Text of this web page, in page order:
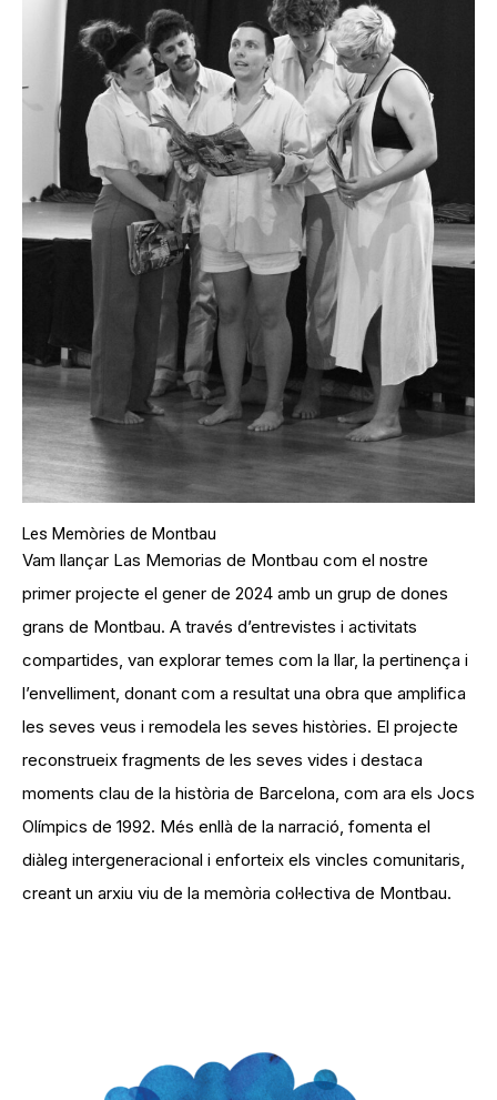
Les Memòries de Montbau
Vam llançar Las Memorias de Montbau com el nostre
primer projecte el gener de 2024 amb un grup de dones
grans de Montbau. A través d’entrevistes i activitats
compartides, van explorar temes com la llar, la pertinença i
l’envelliment, donant com a resultat una obra que amplifica
les seves veus i remodela les seves històries. El projecte
reconstrueix fragments de les seves vides i destaca
moments clau de la història de Barcelona, com ara els Jocs
Olímpics de 1992. Més enllà de la narració, fomenta el
diàleg intergeneracional i enforteix els vincles comunitaris,
creant un arxiu viu de la memòria col·lectiva de Montbau.